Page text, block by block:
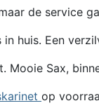
de service
in huis. Een
Mooie Sax,
op